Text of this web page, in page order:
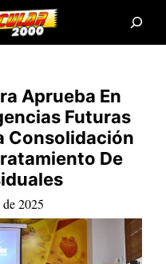
a
Aprueba En
Futuras
Consolidación
De
2025